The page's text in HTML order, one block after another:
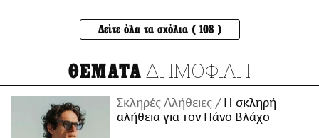
Δείτε όλα τα σχόλια ( 108 )
ΘΕΜΑΤΑ ΔΗΜΟΦΙΛΗ
Σκληρές Αλήθειες
H σκληρή
αλήθεια για τον Πάνο Βλάχο